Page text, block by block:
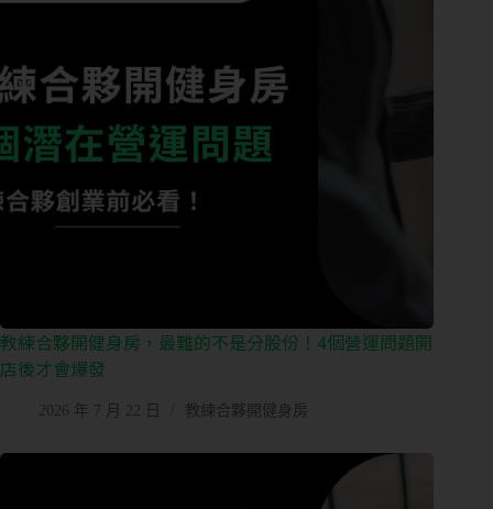
教練合夥開健身房，最難的不是分股份！4個營運問題開
店後才會爆發
2026 年 7 月 22 日 教練合夥開健身房